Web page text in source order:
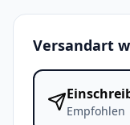
Versandart
Empfohlen